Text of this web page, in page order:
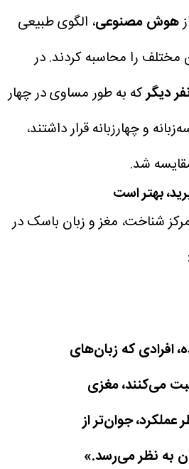
هوش مصنوعی، الگوی طبیعی
مختلف را محاسبه کردند.در
که به طور مساوی در چهار
و چهارزبانه قرار داشتند،
شد.
بهتر است
شناخت، مغز و زبان باسک در
افرادی که زبان‌های
می‌کنند، مغزی
عملکرد، جوان‌تر از
به نظر می‌رسد.»